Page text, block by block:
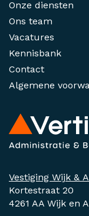
Vestiging Wijk &
Kortestraat 20
4261 AA Wijk en
Onze diensten
Ons team
Vacatures
Kennisbank
Contact
Algemene